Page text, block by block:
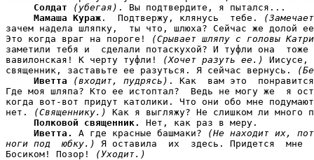
Солдат
(убегая) . Вы подтвердите, я пытался...
Мамаша Кураж .  Подтвержу, клянусь  тебе.
зачем надела шляпку,  ты что, шлюха? Сейчас же долой
Это когда враг на пороге!
(Срывает шляпу с головы
заметили тебя и  сделали потаскухой? И туфли она
вавилонская! К черту туфли!
(Хочет разуть ее.)
Иисусе,
священник, заставьте ее разуться. Я сейчас вернусь.
Иветта
(входит, пудрясь) . Как  вам это
Где моя шляпа? Кто ее истоптал?  Ведь не могу же  я
когда вот-вот придут католики. Что они обо мне
нет.
(Священнику.)
Как я выгляжу? Не слишком ли много
Полковой священник.
Нет, как раз в меру.
Иветта.
А где красные башмаки?
(Не находит их,
ноги под  юбку.)
Я оставила  их  здесь. Придется  мне
Босиком! Позор!
(Уходит.)